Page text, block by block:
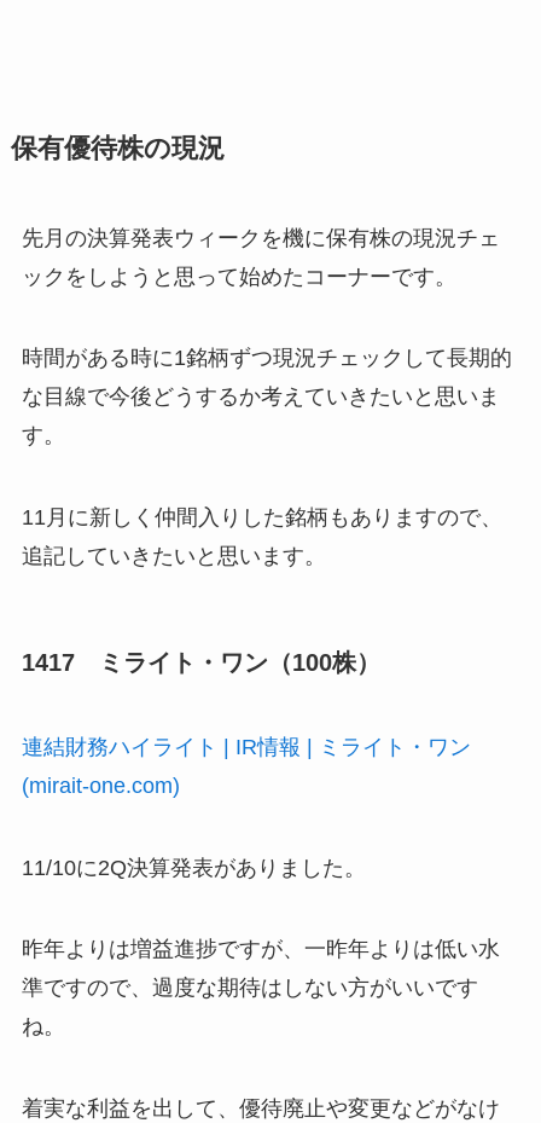
保有優待株の現況
先月の決算発表ウィークを機に保有株の現況チェ
ックをしようと思って始めたコーナーです。
時間がある時に1銘柄ずつ現況チェックして長期的
な目線で今後どうするか考えていきたいと思いま
す。
11月に新しく仲間入りした銘柄もありますので、
追記していきたいと思います。
1417 ミライト・ワン（100株）
連結財務ハイライト | IR情報 | ミライト・ワン
(mirait-one.com)
11/10に2Q決算発表がありました。
昨年よりは増益進捗ですが、一昨年よりは低い水
準ですので、過度な期待はしない方がいいです
ね。
着実な利益を出して、優待廃止や変更などがなけ